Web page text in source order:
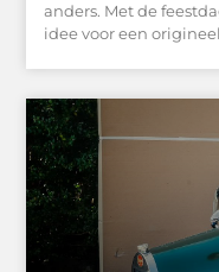
anders. Met de
idee voor een origineel